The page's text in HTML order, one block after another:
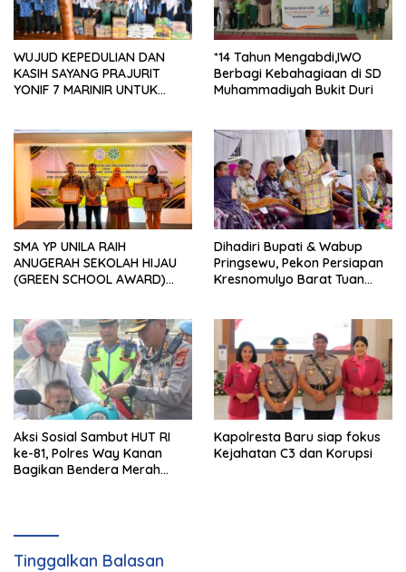
WUJUD KEPEDULIAN DAN
KASIH SAYANG PRAJURIT
YONIF 7 MARINIR UNTUK
*14 Tahun Mengabdi,IWO
Berbagi Kebahagiaan di SD
Muhammadiyah Bukit Duri
SMA YP UNILA RAIH
ANUGERAH SEKOLAH HIJAU
(GREEN SCHOOL AWARD)
Dihadiri Bupati & Wabup
Pringsewu, Pekon Persiapan
Kresnomulyo Barat Tuan
Aksi Sosial Sambut HUT RI
ke-81, Polres Way Kanan
Bagikan Bendera Merah
Kapolresta Baru siap fokus
Kejahatan C3 dan Korupsi
Tinggalkan Balasan